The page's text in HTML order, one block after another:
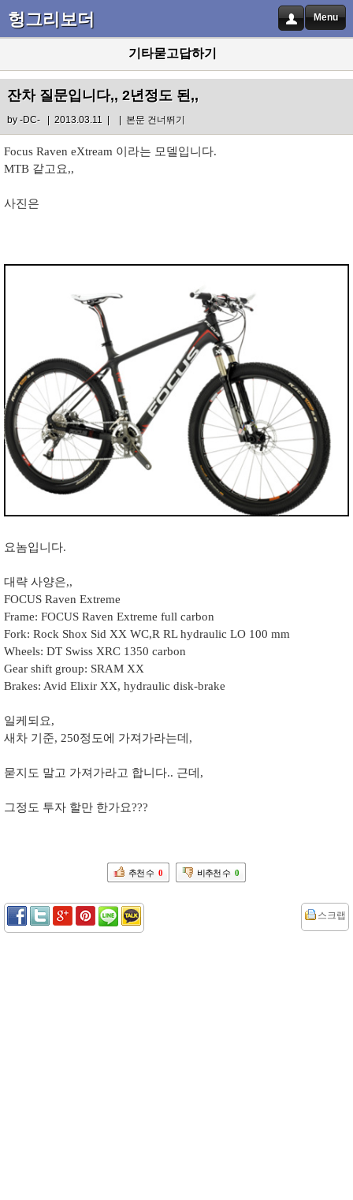
헝그리보더 Menu
기타묻고답하기
잔차 질문입니다,, 2년정도 된,,
by-DC-| 2013.03.11 | | 본문 건너뛰기
Focus Raven eXtream 이라는 모델입니다.
MTB 같고요,,
사진은
요놈입니다.
대략 사양은,,
FOCUS Raven Extreme
Frame: FOCUS Raven Extreme full carbon
Fork: Rock Shox Sid XX WC,R RL hydraulic LO 100 mm
Wheels: DT Swiss XRC 1350 carbon
Gear shift group: SRAM XX
Brakes: Avid Elixir XX, hydraulic disk-brake
일케되요,
새차 기준, 250정도에 가져가라는데,
묻지도 말고 가져가라고 합니다.. 근데,
그정도 투자 할만 한가요???
추천 수 0 비추천 수 0
스크랩